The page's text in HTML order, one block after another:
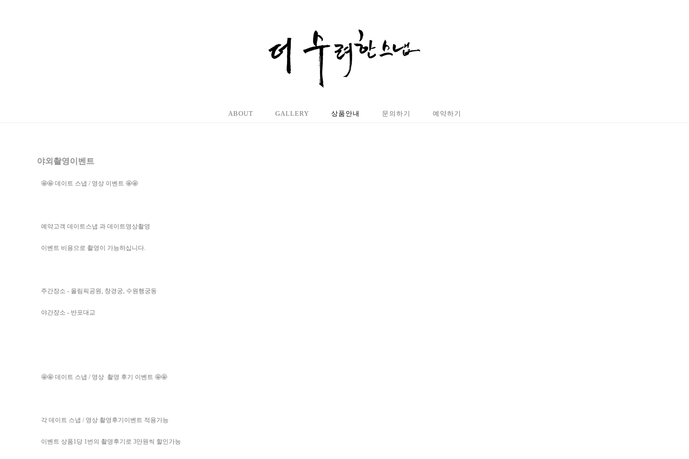
ABOUT GALLERY 상품안내 문의하기 예약하기
야외촬영이벤트
🤩🤩 데이트 스냅 / 영상 이벤트 🤩🤩
예약고객 데이트스냅 과 데이트영상촬영
이벤트 비용으로 촬영이 가능하십니다.
주간장소 - 올림픽공원, 창경궁, 수원행궁동
야간장소 - 반포대교
🤩🤩 데이트 스냅 / 영상 촬영 후기 이벤트 🤩🤩
각 데이트 스냅 / 영상 촬영후기이벤트 적용가능
이벤트 상품1당 1번의 촬영후기로 3만원씩 할인가능